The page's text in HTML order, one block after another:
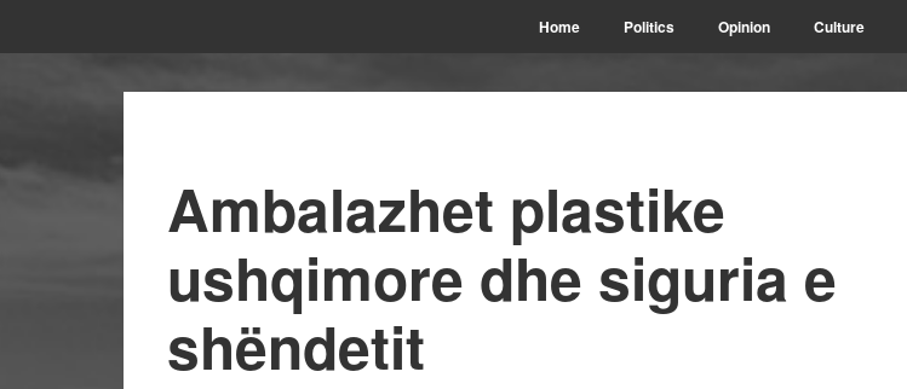
Home Politics Opinion Culture
Ambalazhet plastike
ushqimore dhe siguria e
shëndetit